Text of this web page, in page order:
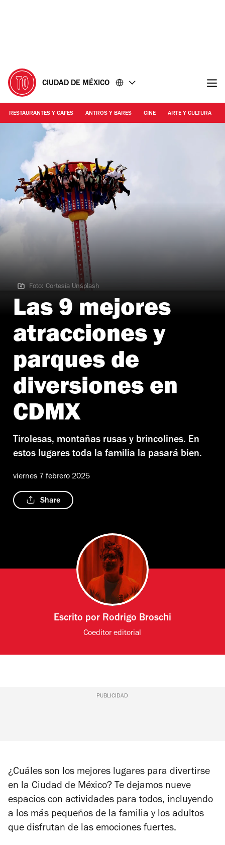
CIUDAD DE MÉXICO
RESTAURANTES Y CAFES ANTROS Y BARES CINE ARTE Y CULTURA
Foto: Cortesía Unsplash
Foto: Cortesía Unsplash
Las 9 mejores
atracciones y
parques de
diversiones en
CDMX
Tirolesas, montañas rusas y brincolines. En
estos lugares toda la familia la pasará bien.
viernes 7 febrero 2025
Share
Escrito por Rodrigo Broschi
Coeditor editorial
PUBLICIDAD
¿Cuáles son los mejores lugares para divertirse
en la Ciudad de México? Te dejamos nueve
espacios con actividades para todos, incluyendo
a los más pequeños de la familia y los adultos
que disfrutan de las emociones fuertes.